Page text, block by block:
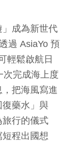
成為新世代
過 AsiaYo 預
輕鬆啟航日
次完成海上度
把海風寫進
藥水」與
旅行的儀式
程出國想